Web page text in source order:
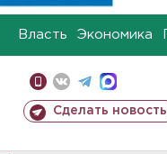
Власть Экономика
Сделать новость